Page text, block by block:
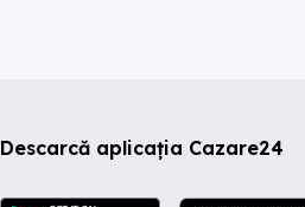
Descarcă aplicația Cazare24